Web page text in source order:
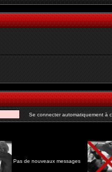
Se connecter automatiquement à
Pas de nouveaux messages